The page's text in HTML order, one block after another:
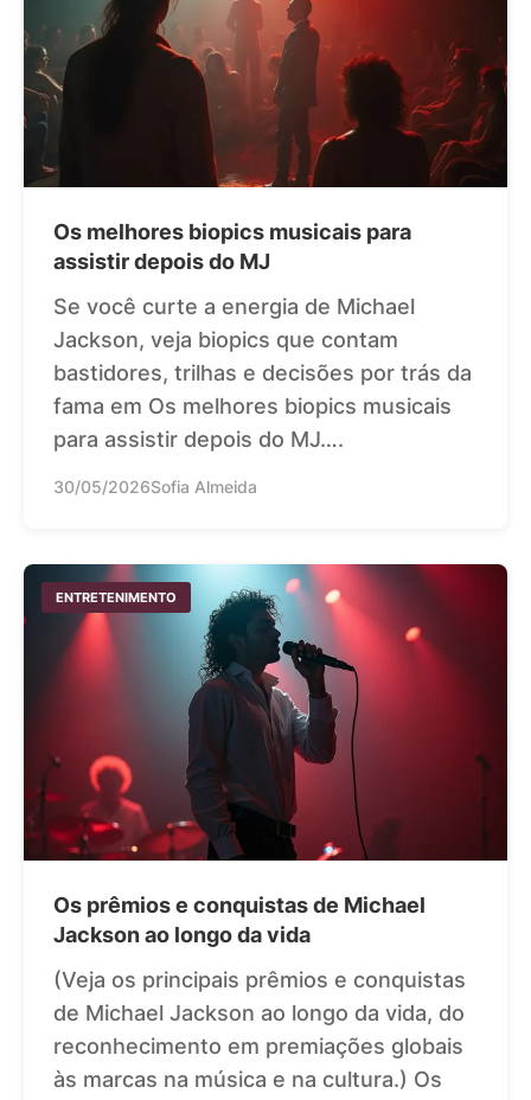
Os melhores biopics musicais para
assistir depois do MJ
Se você curte a energia de Michael
Jackson, veja biopics que contam
bastidores, trilhas e decisões por trás da
fama em Os melhores biopics musicais
para assistir depois do MJ….
30/05/2026Sofia Almeida
ENTRETENIMENTO
Os prêmios e conquistas de Michael
Jackson ao longo da vida
(Veja os principais prêmios e conquistas
de Michael Jackson ao longo da vida, do
reconhecimento em premiações globais
às marcas na música e na cultura.) Os